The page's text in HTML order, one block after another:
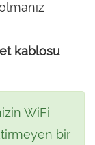
kablosu
WiFi
bir